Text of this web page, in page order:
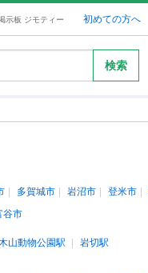
示板 ジモティー 初めての方へ
検索
多賀城市 岩沼市 登米市
谷市
山動物公園駅
岩切駅